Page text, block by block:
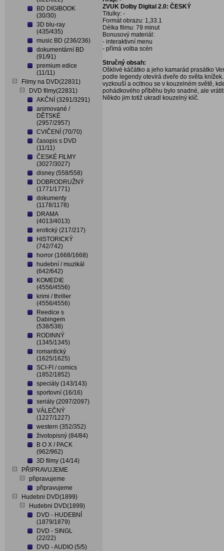
BD DIGIBOOK
(30/30)
3D blu-ray
(435/435)
music BD (236/236)
dokumentární BD
(91/91)
premium edice
(11/11)
Filmy na DVD(22831)
DVD filmy(22831)
AKČNÍ (3291/3291)
animované /
DĚTSKÉ
(2957/2957)
CVIČENÍ (70/70)
časopis s DVD
(11/11)
ČESKÉ FILMY
(3027/3027)
disney (558/558)
DOBRODRUŽNÝ
(1771/1771)
dokumenty
(1178/1178)
DRAMA
(4013/4013)
erotický (217/217)
HISTORICKÝ
(742/742)
horror (1668/1668)
hudební / muzikál
(642/642)
KOMEDIE
(4556/4556)
krimi / thriller
(4556/4556)
Reedice s
Dabingem
(538/538)
RODINNÝ
(1345/1345)
romantický
(1625/1625)
SCI-FI / comics
(1852/1852)
speciály (143/143)
sportovní (16/16)
seriály (2097/2097)
VÁLEČNÝ
(1227/1227)
western (352/352)
životopisný (84/84)
B O X / PACK
(962/962)
3D filmy (14/14)
PŘIPRAVUJEME
připravujeme
připravujeme
Hudebni DVD(1899)
Hudebni DVD(1899)
DVD - HUDEBNÍ
(1879/1879)
DVD - SINGL
(22/22)
DVD - AUDIO (5/5)
ZVUK Dolby Digital 2.0: ČESKÝ
Titulky: -
Formát obrazu: 1,33.1
Délka filmu: 79 minut
Bonusový materiál:
- interaktivní menu
- přímá volba scén
Stručný obsah:
Ošklivé káčátko a jeho kamarád prasátko
podle legendy otevírá dveře do světa
vyzkouší a ocitnou se v kouzelném světě,
pohádkového příběhu bylo snadné, ale
Někdo jim totiž ukradl kouzelný klíč.